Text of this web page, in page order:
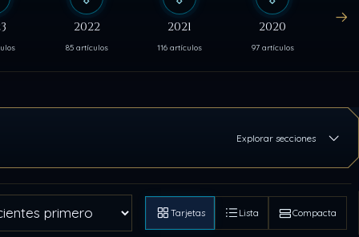
2022
85 artículos
2021
116 artículos
2020
97 artículos
Explorar secciones
Tarjetas Lista Compacta